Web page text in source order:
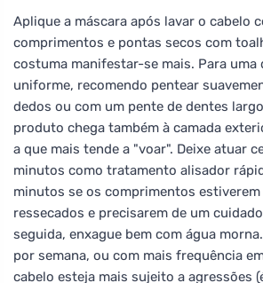
Aplique a máscara após lavar o cabelo
comprimentos e pontas secos com
costuma manifestar-se mais. Para uma
uniforme, recomendo pentear
dedos ou com um pente de dentes
produto chega também à camada
a que mais tende a "voar". Deixe atuar
minutos como tratamento alisador
minutos se os comprimentos
ressecados e precisarem de um
seguida, enxague bem com água
por semana, ou com mais frequência
cabelo esteja mais sujeito a agressões